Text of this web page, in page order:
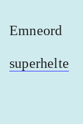
Emneord
superhelte